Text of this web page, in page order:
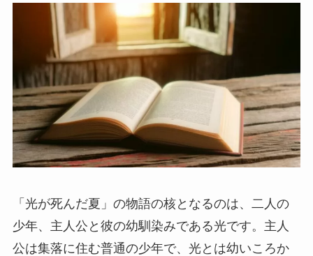
「光が死んだ夏」の物語の核となるのは、二人の
少年、主人公と彼の幼馴染みである光です。主人
公は集落に住む普通の少年で、光とは幼いころか